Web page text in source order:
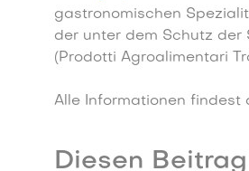
gastronomischen
der unter dem Schutz der
(Prodotti Agroalimentari
Alle Informationen findest
Diesen